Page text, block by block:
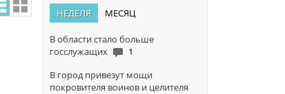
НЕДЕЛЯ МЕСЯЦ
В области стало больше
госслужащих
1
В город привезут мощи
покровителя воинов и целителя